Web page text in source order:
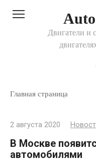
Двигатели и
Главная страница
2 августа 2020
В Москве
автомобилями